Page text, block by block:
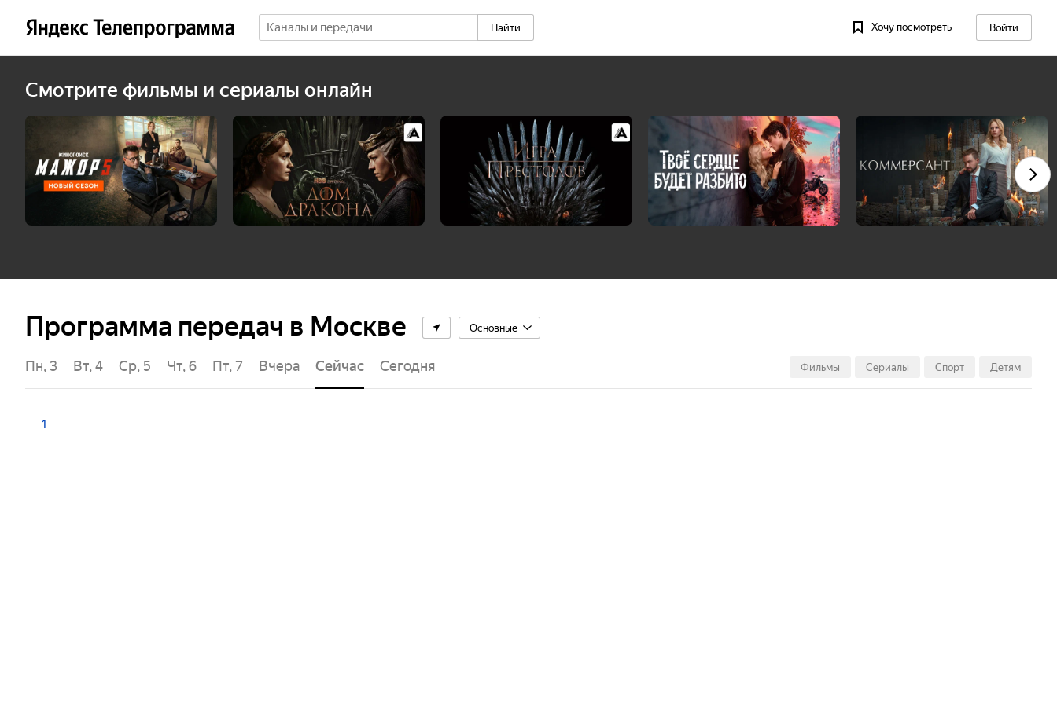
Найти Хочу посмотреть Войти
Смотрите фильмы и сериалы онлайн
Программа передач в Москве Основные
Пн, 3 Вт, 4 Ср, 5 Чт, 6 Пт, 7 Вчера Сейчас Сегодня Вс, 16
Фильмы Сериалы Спорт Детям
1